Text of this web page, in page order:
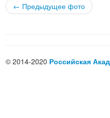
← Предыдущее фото
© 2014-2020 Российская